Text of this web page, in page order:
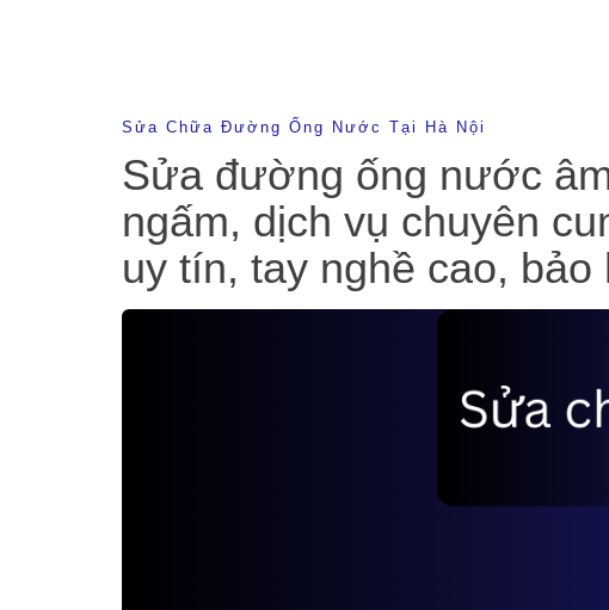
Sửa Chữa Đường Ống Nước Tại Hà Nội
Sửa đường ống nước
ngấm, dịch vụ chuyên
uy tín, tay nghề cao, bảo